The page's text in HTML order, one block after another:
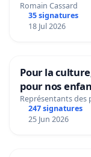
Romain Cassard
35 signatures
18 Jul 2026
Pour la
pour nos
Représentants des
247 signatures
25 Jun 2026